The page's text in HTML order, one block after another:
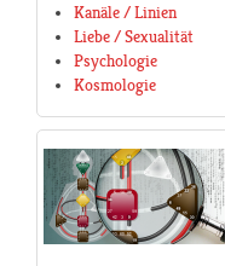
Kanäle / Linien
Liebe / Sexualität
Psychologie
Kosmologie